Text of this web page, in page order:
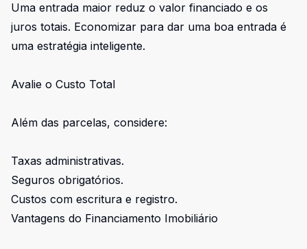
Uma entrada maior reduz o valor financiado e os
juros totais. Economizar para dar uma boa entrada é
uma estratégia inteligente.
Avalie o Custo Total
Além das parcelas, considere:
Taxas administrativas.
Seguros obrigatórios.
Custos com escritura e registro.
Vantagens do Financiamento Imobiliário